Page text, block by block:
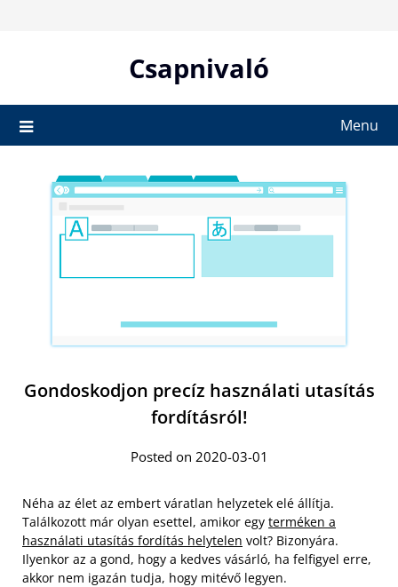
Csapnivaló
Menu
Gondoskodjon precíz használati utasítás
fordításról!
Posted on 2020-03-01
Néha az élet az embert váratlan helyzetek elé állítja.
Találkozott már olyan esettel, amikor egy terméken a
használati utasítás fordítás helytelen volt? Bizonyára.
Ilyenkor az a gond, hogy a kedves vásárló, ha felfigyel erre,
akkor nem igazán tudja, hogy mitévő legyen.